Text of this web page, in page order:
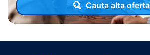
Cauta alta oferta